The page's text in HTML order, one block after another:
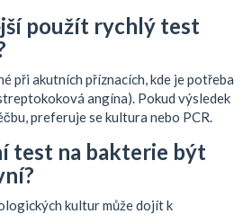
použít rychlý test
při akutních příznacích, kde je potřeba
angína). Pokud výsledek
preferuje se kultura nebo PCR.
test na bakterie být
kultur může dojít k